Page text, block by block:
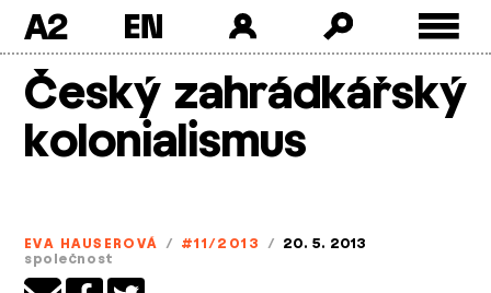
Skip
A2
Český zahrádkářský
kolonialismus
EVA HAUSEROVÁ / #11/2013 / 20. 5. 2013
společnost